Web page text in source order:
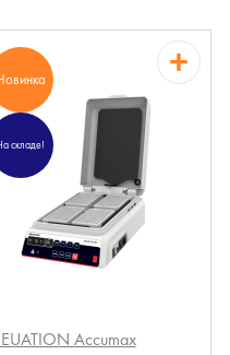
складе!
Accumax